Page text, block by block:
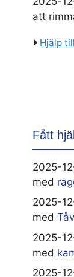
att
Hjälp
Fått
2025-
med
2025-
med
2025-
med
2025-